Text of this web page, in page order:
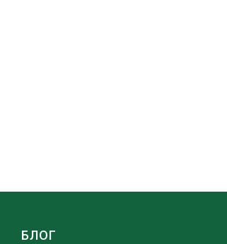
БЛОГ